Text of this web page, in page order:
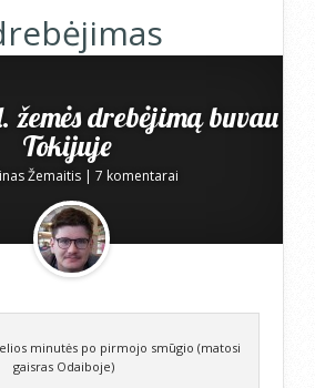
žemės drebėjimą buvau
Tokijuje
Žemaitis| 7 komentarai
minutės po pirmojo smūgio (matosi
gaisras Odaiboje)